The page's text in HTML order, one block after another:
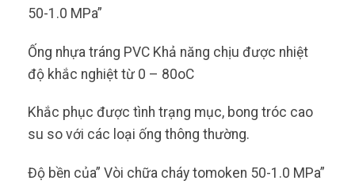
50-1.0 MPa”
Ống nhựa tráng PVC Khả năng chịu được nhiệt
độ khắc nghiệt từ 0 – 80oC
Khắc phục được tình trạng mục, bong tróc cao
su so với các loại ống thông thường.
Độ bền của” Vòi chữa cháy tomoken 50-1.0 MPa”